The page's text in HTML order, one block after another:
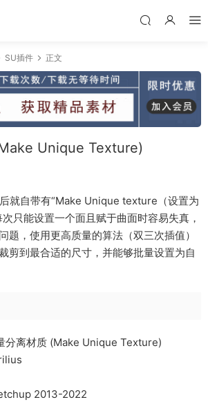
SU插件 正文
Unique Texture)
就自带有“Make Unique texture（设置为
只能设置一个面且赋于曲面时容易失真，
题，使用更高质量的算法（双三次插值）
剪到最合适的尺寸，并能够批量设置为自
分离材质 (Make Unique Texture)
2013-2022